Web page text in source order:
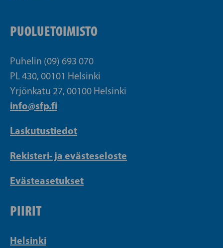
PUOLUETOIMISTO
Puhelin (09) 693 070
PL 430, 00101 Helsinki
Yrjönkatu 27, 00100 Helsinki
info@sfp.fi
Laskutustiedot
Rekisteri- ja evästeseloste
Evästeasetukset
PIIRIT
Helsinki